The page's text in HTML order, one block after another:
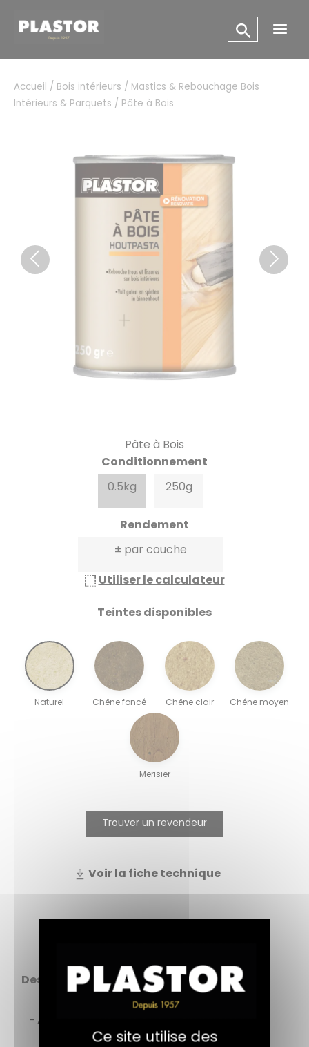
Main
Accueil / Bois intérieurs / Mastics & Rebouchage Bois
Intérieurs & Parquets / Pâte à Bois
Previous Next
Pâte à Bois
Conditionnement
0.5kg
250g
Rendement
± par couche
Utiliser le calculateur
Teintes disponibles
Naturel Chêne foncé Chêne clair Chêne moyen
Merisier
Trouver un revendeur
Voir la fiche technique
Description
- A base de bois naturel.
Ce site utilise des